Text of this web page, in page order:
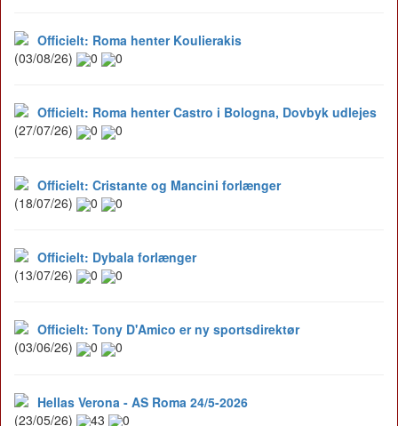
Officielt: Roma henter Koulierakis
(03/08/26)
0 0
Officielt: Roma henter Castro i Bologna, Dovbyk udlejes
(27/07/26)
0 0
Officielt: Cristante og Mancini forlænger
(18/07/26)
0 0
Officielt: Dybala forlænger
(13/07/26)
0 0
Officielt: Tony D'Amico er ny sportsdirektør
(03/06/26)
0 0
Hellas Verona - AS Roma 24/5-2026
(23/05/26)
43 0